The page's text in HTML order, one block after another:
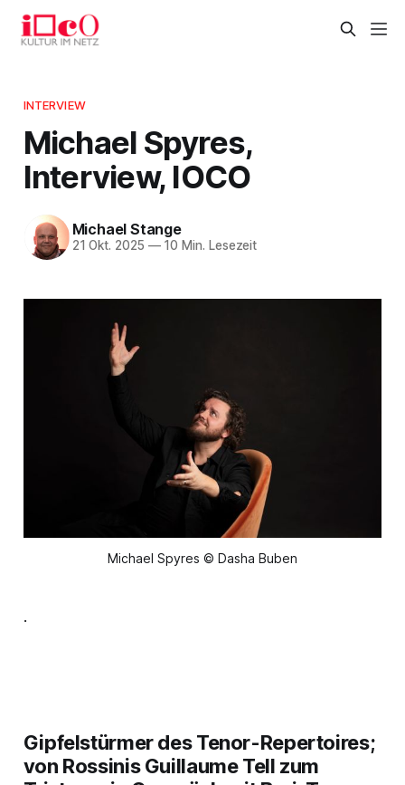
INTERVIEW
Michael Spyres,
Interview, IOCO
Michael Stange
21 Okt. 2025 —10 Min. Lesezeit
Michael Spyres © Dasha Buben
.
Gipfelstürmer des Tenor-Repertoires;
von Rossinis Guillaume Tell zum